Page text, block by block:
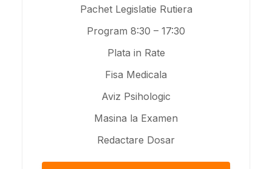
Pachet Legislatie Rutiera
Program 8:30 – 17:30
Plata in Rate
Fisa Medicala
Aviz Psihologic
Masina la Examen
Redactare Dosar